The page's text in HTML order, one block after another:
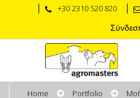
+30 2310 520 820
Home Portfolio